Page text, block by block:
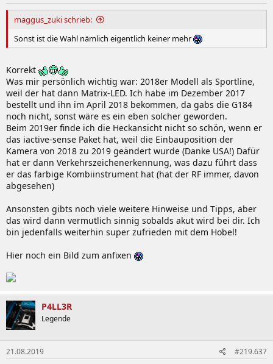
maggus_zuki schrieb:
Sonst ist die Wahl nämlich eigentlich keiner mehr
Korrekt
Was mir persönlich wichtig war: 2018er Modell als Sportline,
weil der hat dann Matrix-LED. Ich habe im Dezember 2017
bestellt und ihn im April 2018 bekommen, da gabs die G184
noch nicht, sonst wäre es ein eben solcher geworden.
Beim 2019er finde ich die Heckansicht nicht so schön, wenn er
das iactive-sense Paket hat, weil die Einbauposition der
Kamera von 2018 zu 2019 geändert wurde (Danke USA!) Dafür
hat er dann Verkehrszeichenerkennung, was dazu führt dass
er das farbige Kombiinstrument hat (hat der RF immer, davon
abgesehen)
Ansonsten gibts noch viele weitere Hinweise und Tipps, aber
das wird dann vermutlich sinnig sobalds akut wird bei dir. Ich
bin jedenfalls weiterhin super zufrieden mit dem Hobel!
Hier noch ein Bild zum anfixen
P4LL3R
Legende
21.08.2019 #219.637